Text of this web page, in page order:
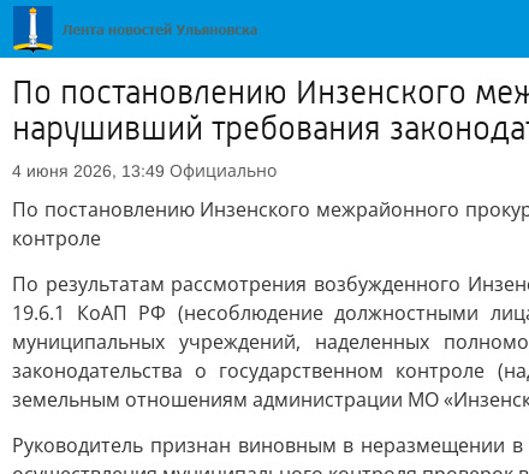
По постановлению Инзенского
нарушивший требования
4 июня 2026, 13:49 Официально
По постановлению Инзенского межрайонного
контроле
По результатам рассмотрения возбужденного
19.6.1 КоАП РФ (несоблюдение должностными
муниципальных учреждений, наделенных
законодательства о государственном контроле
земельным отношениям администрации МО
Руководитель признан виновным в неразмещении